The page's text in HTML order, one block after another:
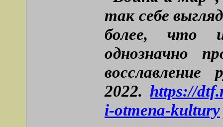
так себе
более, что
однозначно
2022. https://
i-otmena-kultury